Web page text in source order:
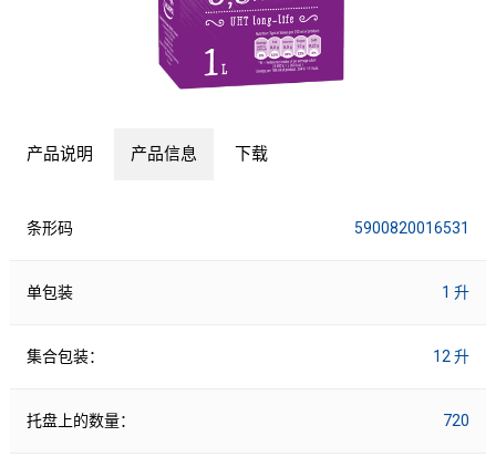
产品说明 产品信息 下载
条形码 5900820016531
单包装 1 升
集合包装： 12 升
托盘上的数量： 720